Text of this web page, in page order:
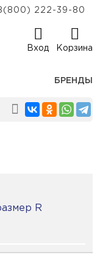
222-39-80
Вход Корзина
БРЕНДЫ
R